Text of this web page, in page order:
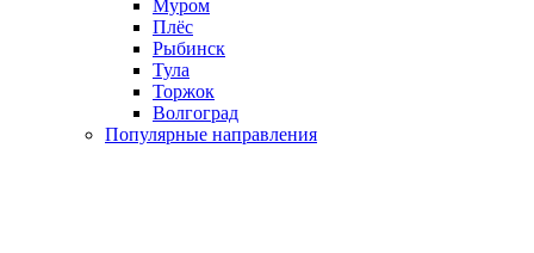
Муром
Плёс
Рыбинск
Тула
Торжок
Волгоград
Популярные направления